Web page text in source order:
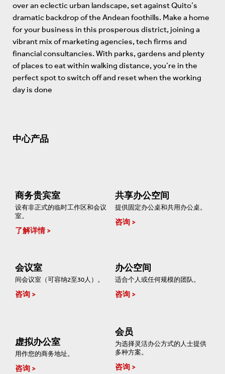
over an eclectic urban landscape, set against Quito’s
dramatic backdrop of the Andean foothills. Make a home
for your business in this prosperous district, joining a
vibrant mix of marketing agencies, tech firms and
financial consultancies. With parks, gardens and plenty
of places to eat within walking distance, you’re in the
perfect spot to switch off and reset when the working
day is done
中心产品
商务贵宾室
设有非正式的临时工作区和会议
室。
了解详情
共享办公空间
提供固定办公桌和共用办公桌。
咨询
会议室
间会议室（可容纳2至30人）。
咨询
办公空间
适合个人或任何规模的团队。
咨询
虚拟办公室
用作您的商务地址。
咨询
会员
为选择灵活办公方式的人士提供
多种方案。
咨询